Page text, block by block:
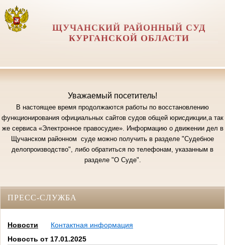
ЩУЧАНСКИЙ РАЙОННЫЙ СУД
КУРГАНСКОЙ ОБЛАСТИ
Уважаемый посетитель!
В настоящее время продолжаются работы по восстановлению
функционирования официальных сайтов судов общей юрисдикции,а так
же сервиса «Электронное правосудие». Информацию о движении дел в
Щучанском районном суде можно получить в разделе "Судебное
делопроизводство", либо обратиться по телефонам, указанным в
разделе "О Суде".
ПРЕСС-СЛУЖБА
Новости
Контактная информация
Новость от 17.01.2025